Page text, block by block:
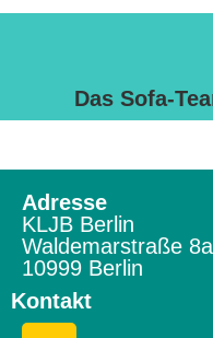
Das Sofa-
Adresse
KLJB Berlin
Waldemarstraße 8a
10999 Berlin
Kontakt